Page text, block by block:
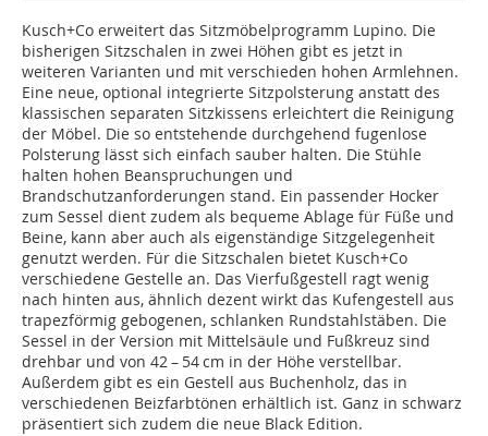
Kusch+Co erweitert das Sitzmöbelprogramm Lupino. Die
bisherigen Sitzschalen in zwei Höhen gibt es jetzt in
weiteren Varianten und mit verschieden hohen Armlehnen.
Eine neue, optional integrierte Sitzpolsterung anstatt des
klassischen separaten Sitzkissens erleichtert die Reinigung
der Möbel. Die so entstehende durchgehend fugenlose
Polsterung lässt sich einfach sauber halten. Die Stühle
halten hohen Beanspruchungen und
Brandschutzanforderungen stand. Ein passender Hocker
zum Sessel dient zudem als bequeme Ablage für Füße und
Beine, kann aber auch als eigenständige Sitzgelegenheit
genutzt werden. Für die Sitzschalen bietet Kusch+Co
verschiedene Gestelle an. Das Vierfußgestell ragt wenig
nach hinten aus, ähnlich dezent wirkt das Kufengestell aus
trapezförmig gebogenen, schlanken Rundstahlstäben. Die
Sessel in der Version mit Mittelsäule und Fußkreuz sind
drehbar und von 42 – 54 cm in der Höhe verstellbar.
Außerdem gibt es ein Gestell aus Buchenholz, das in
verschiedenen Beizfarbtönen erhältlich ist. Ganz in schwarz
präsentiert sich zudem die neue Black Edition.